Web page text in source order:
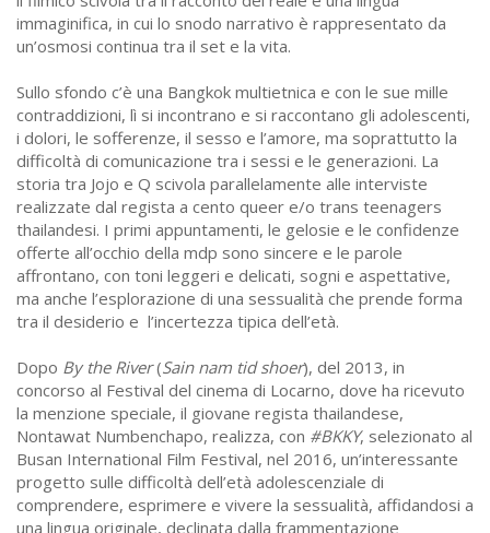
immaginifica, in cui lo snodo narrativo è rappresentato da
un’osmosi continua tra il set e la vita.
Sullo sfondo c’è una Bangkok multietnica e con le sue mille
contraddizioni, lì si incontrano e si raccontano gli adolescenti,
i dolori, le sofferenze, il sesso e l’amore, ma soprattutto la
difficoltà di comunicazione tra i sessi e le generazioni. La
storia tra Jojo e Q scivola parallelamente alle interviste
realizzate dal regista a cento queer e/o trans teenagers
thailandesi. I primi appuntamenti, le gelosie e le confidenze
offerte all’occhio della mdp sono sincere e le parole
affrontano, con toni leggeri e delicati, sogni e aspettative,
ma anche l’esplorazione di una sessualità che prende forma
tra il desiderio e l’incertezza tipica dell’età.
Dopo By the River(Sain nam tid shoer), del 2013, in
concorso al Festival del cinema di Locarno, dove ha ricevuto
la menzione speciale, il giovane regista thailandese,
Nontawat Numbenchapo, realizza, con #BKKY, selezionato al
Busan International Film Festival, nel 2016, un’interessante
progetto sulle difficoltà dell’età adolescenziale di
comprendere, esprimere e vivere la sessualità, affidandosi a
una lingua originale, declinata dalla frammentazione